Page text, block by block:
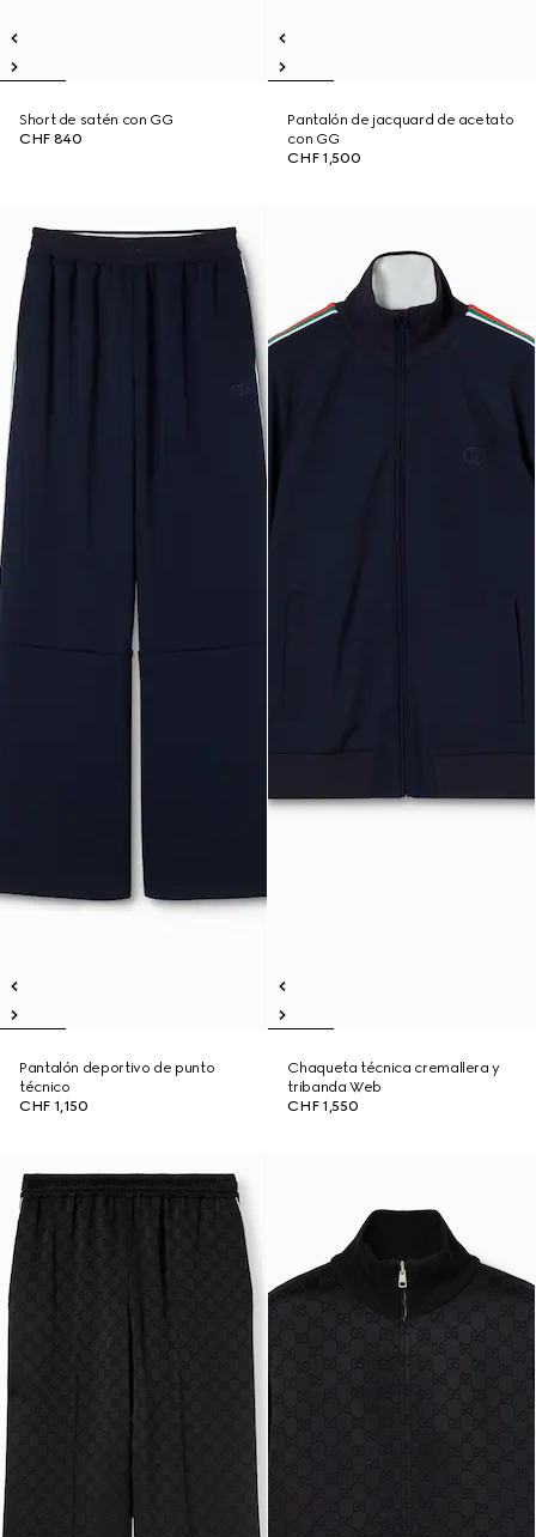
Short de satén con GG
CHF 840
Pantalón de jacquard de acetato
con GG
CHF 1,500
Pantalón deportivo de punto
técnico
CHF 1,150
Chaqueta técnica cremallera y
tribanda Web
CHF 1,550